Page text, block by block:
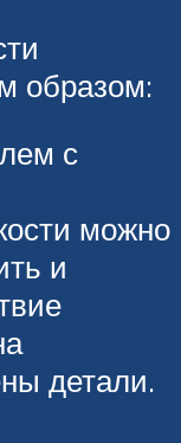
образом:
с
можно
и
детали.